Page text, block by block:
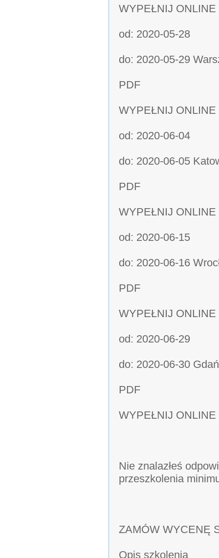
WYPEŁNIJ ONLINE
od: 2020-05-28
do: 2020-05-29
PDF
WYPEŁNIJ ONLINE
od: 2020-06-04
do: 2020-06-05
PDF
WYPEŁNIJ ONLINE
od: 2020-06-15
do: 2020-06-16
PDF
WYPEŁNIJ ONLINE
od: 2020-06-29
do: 2020-06-30
PDF
WYPEŁNIJ ONLINE
Nie znalazłeś
przeszkolenia
ZAMÓW WYCENĘ
Opis szkolenia